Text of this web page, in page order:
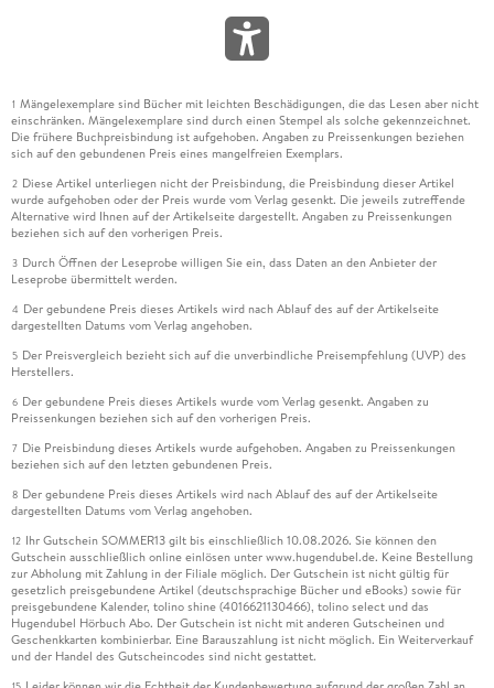
1 Mängelexemplare sind Bücher mit leichten Beschädigungen, die das Lesen aber nicht
einschränken. Mängelexemplare sind durch einen Stempel als solche gekennzeichnet.
Die frühere Buchpreisbindung ist aufgehoben. Angaben zu Preissenkungen beziehen
sich auf den gebundenen Preis eines mangelfreien Exemplars.
2 Diese Artikel unterliegen nicht der Preisbindung, die Preisbindung dieser Artikel
wurde aufgehoben oder der Preis wurde vom Verlag gesenkt. Die jeweils zutreffende
Alternative wird Ihnen auf der Artikelseite dargestellt. Angaben zu Preissenkungen
beziehen sich auf den vorherigen Preis.
3 Durch Öffnen der Leseprobe willigen Sie ein, dass Daten an den Anbieter der
Leseprobe übermittelt werden.
4 Der gebundene Preis dieses Artikels wird nach Ablauf des auf der Artikelseite
dargestellten Datums vom Verlag angehoben.
5 Der Preisvergleich bezieht sich auf die unverbindliche Preisempfehlung (UVP) des
Herstellers.
6 Der gebundene Preis dieses Artikels wurde vom Verlag gesenkt. Angaben zu
Preissenkungen beziehen sich auf den vorherigen Preis.
7 Die Preisbindung dieses Artikels wurde aufgehoben. Angaben zu Preissenkungen
beziehen sich auf den letzten gebundenen Preis.
8 Der gebundene Preis dieses Artikels wird nach Ablauf des auf der Artikelseite
dargestellten Datums vom Verlag angehoben.
12 Ihr Gutschein SOMMER13 gilt bis einschließlich 10.08.2026. Sie können den
Gutschein ausschließlich online einlösen unter www.hugendubel.de. Keine Bestellung
zur Abholung mit Zahlung in der Filiale möglich. Der Gutschein ist nicht gültig für
gesetzlich preisgebundene Artikel (deutschsprachige Bücher und eBooks) sowie für
preisgebundene Kalender, tolino shine (4016621130466), tolino select und das
Hugendubel Hörbuch Abo. Der Gutschein ist nicht mit anderen Gutscheinen und
Geschenkkarten kombinierbar. Eine Barauszahlung ist nicht möglich. Ein Weiterverkauf
und der Handel des Gutscheincodes sind nicht gestattet.